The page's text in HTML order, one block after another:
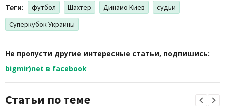
Теги: футбол Шахтер Динамо Киев
судьи
Суперкубок Украины
Не пропусти другие интересные статьи, подпишись:
bigmir)net в facebook
Статьи по теме